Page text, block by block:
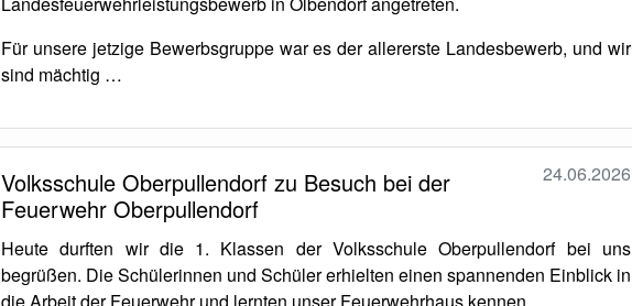
Für unsere jetzige Bewerbsgruppe war es der allererste Landesbewerb, und wir
sind mächtig …
Volksschule Oberpullendorf zu Besuch bei der
Feuerwehr Oberpullendorf
24.06.2026
Heute durften wir die 1. Klassen der Volksschule Oberpullendorf bei uns
begrüßen. Die Schülerinnen und Schüler erhielten einen spannenden Einblick in